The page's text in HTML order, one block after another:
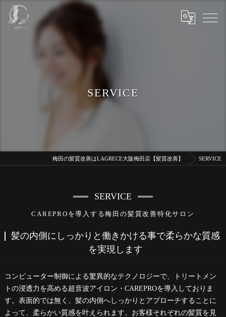
SERVICE
梅田の髪質改善はLAGRECE大阪梅田店【髪質改善】 SERVICE
CAREPROを導入する梅田の髪質改善特化サロン
SERVICE
髪の内側にしっかりと働きかける事で柔らかな質感
を実現します
コンピューター制御による驚異的なテクノロジーで、トリートメン
トの浸透力を高める超音波アイロン・CAREPROを導入しておりま
す。表面的では無く、髪の内側へしっかりとアプローチすることに
よって、柔らかい質感を叶えられます。お客様それぞれの髪質を見